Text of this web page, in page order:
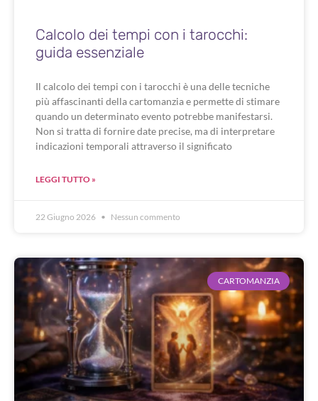
Calcolo dei tempi con i tarocchi:
guida essenziale
Il calcolo dei tempi con i tarocchi è una delle tecniche
più affascinanti della cartomanzia e permette di stimare
quando un determinato evento potrebbe manifestarsi.
Non si tratta di fornire date precise, ma di interpretare
indicazioni temporali attraverso il significato
LEGGI TUTTO »
22 Giugno 2026 Nessun commento
CARTOMANZIA